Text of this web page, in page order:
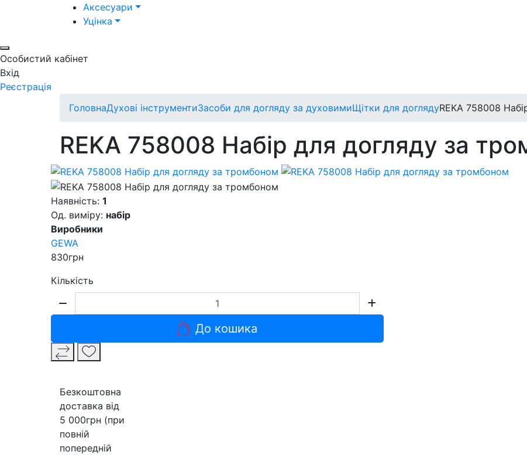
Аксесуари
Уцінка
Особистий кабінет
Вхід
Реєстрація
ГоловнаДухові інструментиЗасоби для догляду за духовимиЩітки для доглядуREKA 758008
REKA 758008 Набір для догляду за
Наявність: 1
Од. виміру: набір
Виробники
GEWA
830грн
Кількість
До кошика
Безкоштовна
доставка від
5 000грн (при
повній
попередній